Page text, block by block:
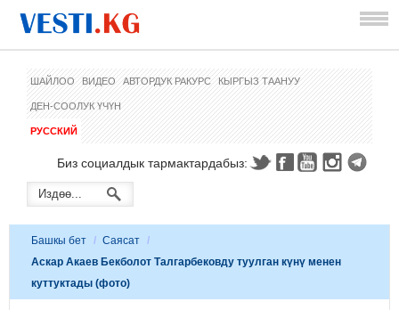
ШАЙЛОО ВИДЕО АВТОРДУК РАКУРС КЫРГЫЗ ТААНУУ
ДЕН-СООЛУК ҮЧҮН
РУССКИЙ
Биз социалдык тармактардабыз:
Башкы бет / Саясат /
Аскар Акаев Бекболот Талгарбековду туулган күнү менен
куттуктады (фото)